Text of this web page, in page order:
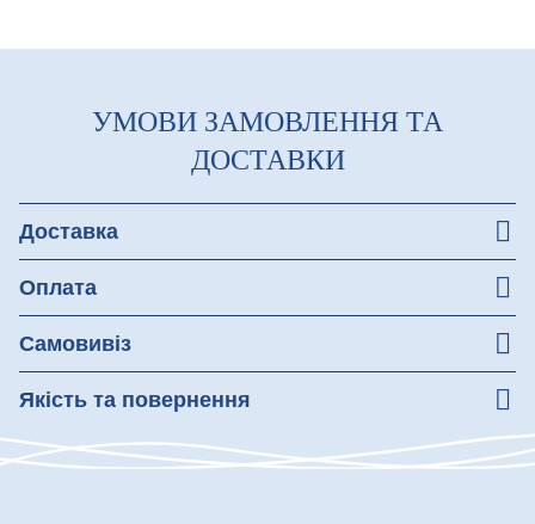
УМОВИ ЗАМОВЛЕННЯ ТА
ДОСТАВКИ
Доставка
Незабаром ми подбаємо про зручну доставку для вас!
Оплата
Самовивіз
ви без турбот донесли його додому.
Якість та повернення
Гарантуємо якість усіх страв. При отриманні перевірте
замовлення